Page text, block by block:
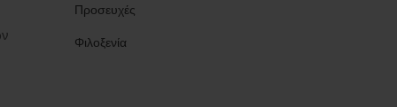
Προσευχές
Φιλοξενία